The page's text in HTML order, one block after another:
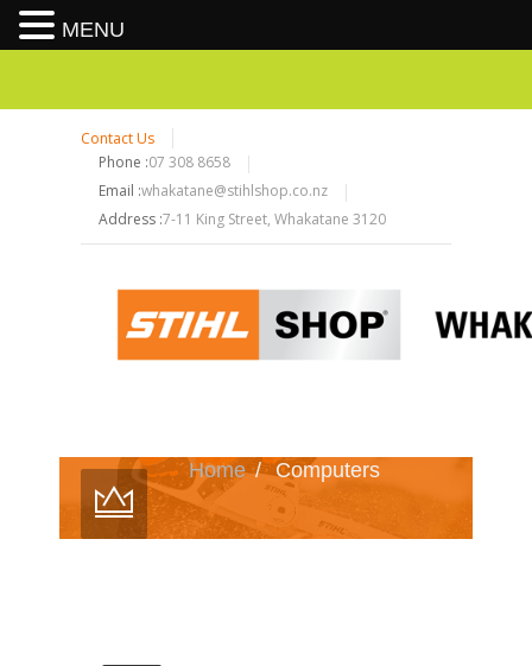
Contact Us
Phone :07 308 8658
Email :whakatane@stihlshop.co.nz
Address :7-11 King Street, Whakatane 3120
Home / Computers
MENU